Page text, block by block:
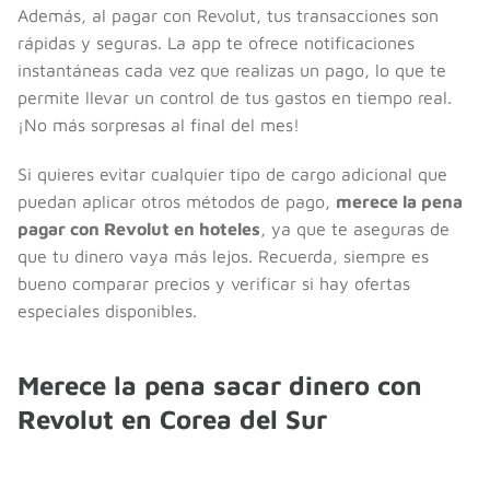
Además, al pagar con Revolut, tus transacciones son
rápidas y seguras. La app te ofrece notificaciones
instantáneas cada vez que realizas un pago, lo que te
permite llevar un control de tus gastos en tiempo real.
¡No más sorpresas al final del mes!
Si quieres evitar cualquier tipo de cargo adicional que
puedan aplicar otros métodos de pago, merece la pena
pagar con Revolut en hoteles, ya que te aseguras de
que tu dinero vaya más lejos. Recuerda, siempre es
bueno comparar precios y verificar si hay ofertas
especiales disponibles.
Merece la pena sacar dinero con
Revolut en Corea del Sur